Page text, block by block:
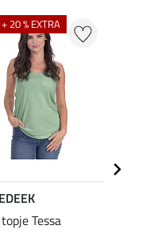
20 % EXTRA
Tessa